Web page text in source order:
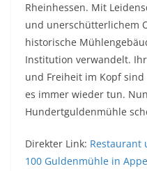
Rheinhessen. Mit
und unerschütterlichem
historische
Institution verwandelt.
und Freiheit im Kopf
es immer wieder tun.
Hundertguldenmühle
Direkter Link: Restaurant
100 Guldenmühle in